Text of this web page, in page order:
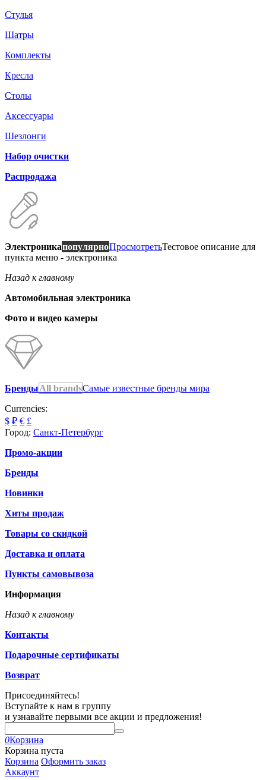
Стулья
Шатры
Комплекты
Кресла
Столы
Аксессуары
Шезлонги
Набор очистки
Распродажа
ЭлектроникапопулярноПросмотретьТестовое описание для
пункта меню - электроника
Назад к главному
Автомобильная электроника
Фото и видео камеры
БрендыAll brandsСамые известные бренды мира
Currencies:
$ ₽ € £
Город: Санкт-Петербург
Промо-акции
Бренды
Новинки
Хиты продаж
Товары со скидкой
Доставка и оплата
Пункты самовывоза
Информация
Назад к главному
Контакты
Подарочные сертификаты
Возврат
Присоединяйтесь!
Вступайте к нам в группу
и узнавайте первыми все акции и предложения!
0Корзина
Корзина пуста
Корзина Оформить заказ
Аккаунт